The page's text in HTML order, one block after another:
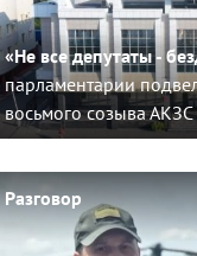
«Не все депутаты -
парламентарии
восьмого созыва АКЗС
Разговор